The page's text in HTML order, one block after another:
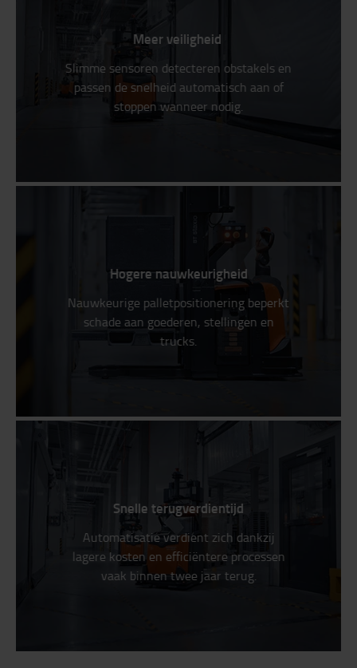
Meer veiligheid
Slimme sensoren detecteren obstakels en
passen de snelheid automatisch aan of
stoppen wanneer nodig.
Hogere nauwkeurigheid
Nauwkeurige palletpositionering beperkt
schade aan goederen, stellingen en
trucks.
Snelle terugverdientijd
Automatisatie verdient zich dankzij
lagere kosten en efficiëntere processen
vaak binnen twee jaar terug.